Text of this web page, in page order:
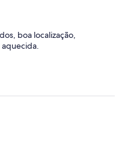
boa localização,